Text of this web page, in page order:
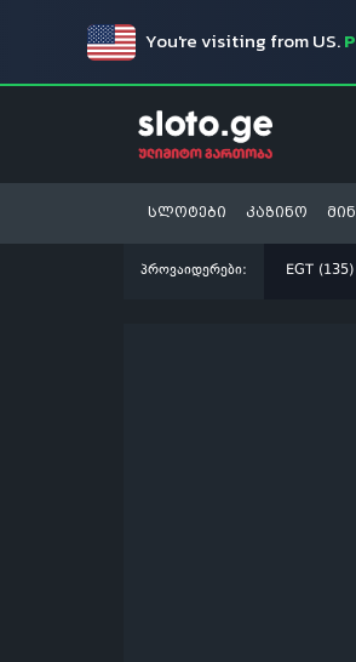
You're visiting from US.
სლოტები კაზინო
პროვაიდერები: EGT (135)